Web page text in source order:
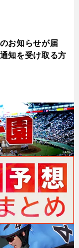
お知らせが届
知を受け取る方